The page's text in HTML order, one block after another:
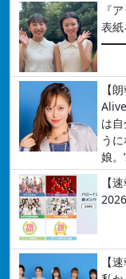
『
表
【
は
う
娘。
【
【